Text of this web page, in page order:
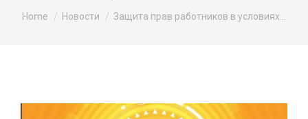
You are here:
Home Новости Защита прав работников в условиях…